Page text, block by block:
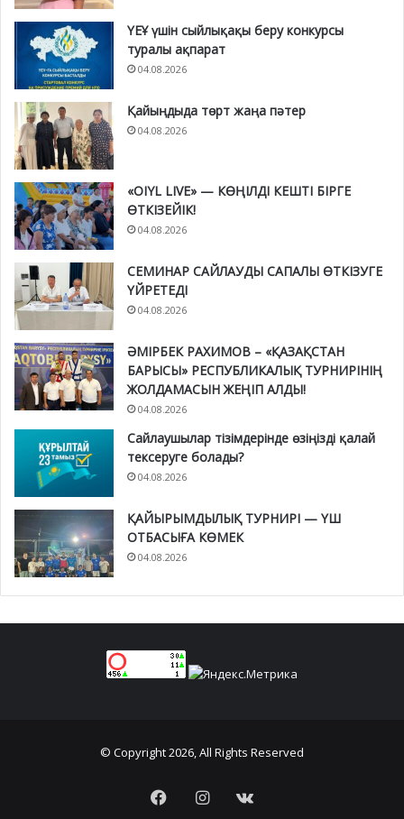
ҮЕҰ үшін сыйлықақы беру конкурсы
туралы ақпарат
04.08.2026
Қайыңдыда төрт жаңа пәтер
04.08.2026
«OIYL LIVE» — КӨҢІЛДІ КЕШТІ БІРГЕ
ӨТКІЗЕЙІК!
04.08.2026
СЕМИНАР САЙЛАУДЫ САПАЛЫ ӨТКІЗУГЕ
ҮЙРЕТЕДІ
04.08.2026
ӘМІРБЕК РАХИМОВ – «ҚАЗАҚСТАН
БАРЫСЫ» РЕСПУБЛИКАЛЫҚ ТУРНИРІНІҢ
ЖОЛДАМАСЫН ЖЕҢІП АЛДЫ!
04.08.2026
Сайлаушылар тізімдерінде өзіңізді қалай
тексеруге болады?
04.08.2026
ҚАЙЫРЫМДЫЛЫҚ ТУРНИРІ — ҮШ
ОТБАСЫҒА КӨМЕК
04.08.2026
© Copyright 2026, All Rights Reserved
FacebookInstagram